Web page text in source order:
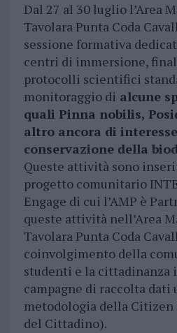
Dal 27 al 30 luglio l’Area
Tavolara Punta Coda
sessione formativa
centri di immersione,
protocolli scientifici
monitoraggio di alcune
quali Pinna nobilis,
altro ancora di
conservazione della
Queste attività sono
progetto comunitario
Engage di cui l’AMP è
queste attività nell’Area
Tavolara Punta Coda
coinvolgimento della
studenti e la cittadinanza
campagne di raccolta
metodologia della Citizen
del Cittadino).